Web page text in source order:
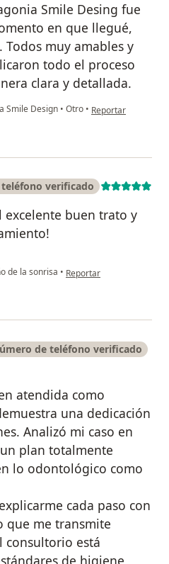
Smile Desing fue
en que llegué,
muy amables y
todo el proceso
clara y detallada.
Smile Design • Otro • en opinión del
Reportar
verificado
buen trato y
de la sonrisa • en opinión del usuario
Reportar
de teléfono verificado
atendida como
una dedicación
Analizó mi caso en
plan totalmente
lo odontológico como
cada paso con
que me transmite
consultorio está
de higiene,